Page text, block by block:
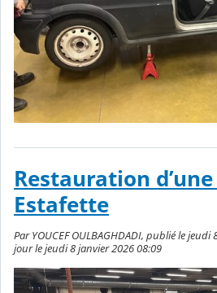
Restauration
Estafette
Par YOUCEF OULBAGHDADI, publié le
jour le jeudi 8 janvier 2026 08:09